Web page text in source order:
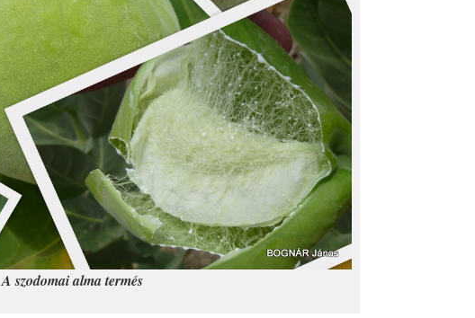
A szodomai alma termés